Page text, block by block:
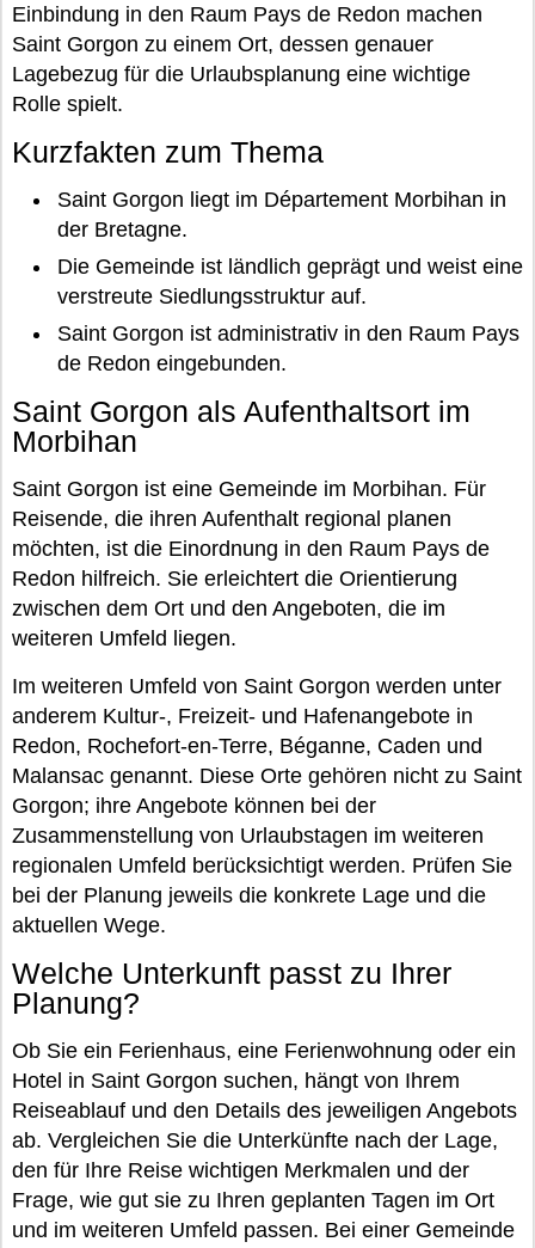
Einbindung in den Raum Pays de Redon machen
Saint Gorgon zu einem Ort, dessen genauer
Lagebezug für die Urlaubsplanung eine wichtige
Rolle spielt.
Kurzfakten zum Thema
Saint Gorgon liegt im Département Morbihan in
der Bretagne.
Die Gemeinde ist ländlich geprägt und weist eine
verstreute Siedlungsstruktur auf.
Saint Gorgon ist administrativ in den Raum Pays
de Redon eingebunden.
Saint Gorgon als Aufenthaltsort im
Morbihan
Saint Gorgon ist eine Gemeinde im Morbihan. Für
Reisende, die ihren Aufenthalt regional planen
möchten, ist die Einordnung in den Raum Pays de
Redon hilfreich. Sie erleichtert die Orientierung
zwischen dem Ort und den Angeboten, die im
weiteren Umfeld liegen.
Im weiteren Umfeld von Saint Gorgon werden unter
anderem Kultur-, Freizeit- und Hafenangebote in
Redon, Rochefort-en-Terre, Béganne, Caden und
Malansac genannt. Diese Orte gehören nicht zu Saint
Gorgon; ihre Angebote können bei der
Zusammenstellung von Urlaubstagen im weiteren
regionalen Umfeld berücksichtigt werden. Prüfen Sie
bei der Planung jeweils die konkrete Lage und die
aktuellen Wege.
Welche Unterkunft passt zu Ihrer
Planung?
Ob Sie ein Ferienhaus, eine Ferienwohnung oder ein
Hotel in Saint Gorgon suchen, hängt von Ihrem
Reiseablauf und den Details des jeweiligen Angebots
ab. Vergleichen Sie die Unterkünfte nach der Lage,
den für Ihre Reise wichtigen Merkmalen und der
Frage, wie gut sie zu Ihren geplanten Tagen im Ort
und im weiteren Umfeld passen. Bei einer Gemeinde